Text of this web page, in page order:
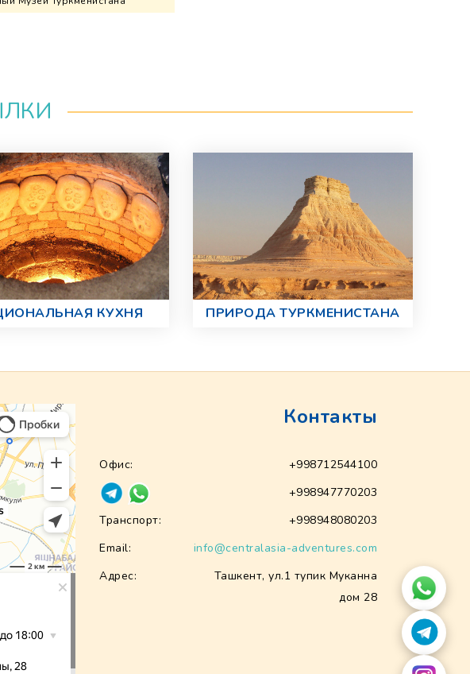
КУХНЯ ПРИРОДА ТУРКМЕНИСТАНА
Контакты
Офис:
+998712544100
+998947770203
Транспорт:
+998948080203
Email:
info@centralasia-adventures.com
Адрес:
Ташкент, ул.1 тупик Муканна
дом 28